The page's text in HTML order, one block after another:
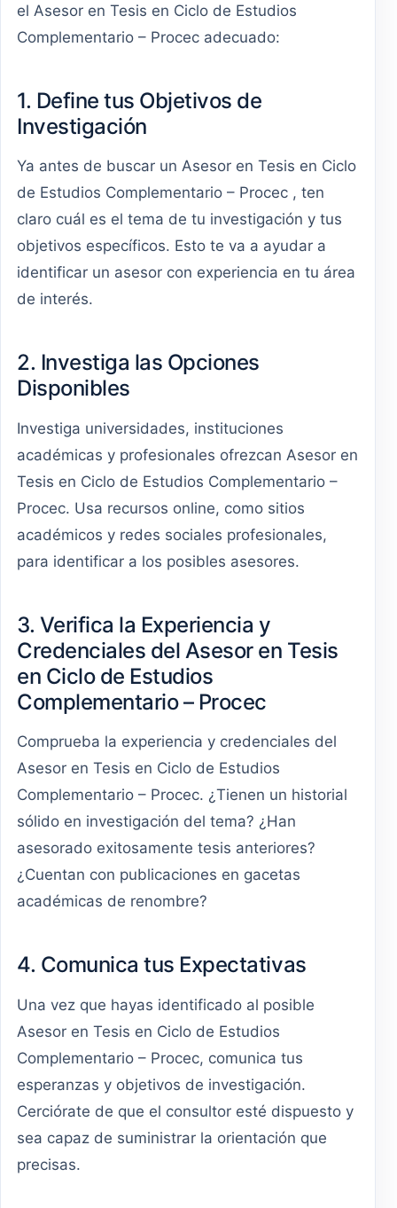
el Asesor en Tesis en Ciclo de Estudios
Complementario – Procec adecuado:
1. Define tus Objetivos de
Investigación
Ya antes de buscar un Asesor en Tesis en Ciclo
de Estudios Complementario – Procec , ten
claro cuál es el tema de tu investigación y tus
objetivos específicos. Esto te va a ayudar a
identificar un asesor con experiencia en tu área
de interés.
2. Investiga las Opciones
Disponibles
Investiga universidades, instituciones
académicas y profesionales ofrezcan Asesor en
Tesis en Ciclo de Estudios Complementario –
Procec. Usa recursos online, como sitios
académicos y redes sociales profesionales,
para identificar a los posibles asesores.
3. Verifica la Experiencia y
Credenciales del Asesor en Tesis
en Ciclo de Estudios
Complementario – Procec
Comprueba la experiencia y credenciales del
Asesor en Tesis en Ciclo de Estudios
Complementario – Procec. ¿Tienen un historial
sólido en investigación del tema? ¿Han
asesorado exitosamente tesis anteriores?
¿Cuentan con publicaciones en gacetas
académicas de renombre?
4. Comunica tus Expectativas
Una vez que hayas identificado al posible
Asesor en Tesis en Ciclo de Estudios
Complementario – Procec, comunica tus
esperanzas y objetivos de investigación.
Cerciórate de que el consultor esté dispuesto y
sea capaz de suministrar la orientación que
precisas.